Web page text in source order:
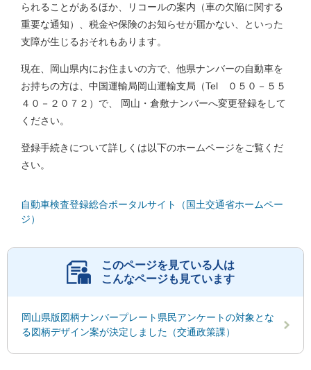
られることがあるほか、リコールの案内（車の欠陥に関する
重要な通知）、税金や保険のお知らせが届かない、といった
支障が生じるおそれもあります。
現在、岡山県内にお住まいの方で、他県ナンバーの自動車を
お持ちの方は、中国運輸局岡山運輸支局（Tel ０５０－５５
４０－２０７２）で、 岡山・倉敷ナンバーへ変更登録をして
ください。
登録手続きについて詳しくは以下のホームページをご覧くだ
さい。
自動車検査登録総合ポータルサイト（国土交通省ホームペー
ジ）
このページを見ている人は
こんなページも見ています
岡山県版図柄ナンバープレート県民アンケートの対象とな
る図柄デザイン案が決定しました（交通政策課）